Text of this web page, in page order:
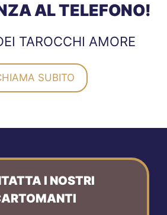
AL TELEFONO!
TAROCCHI AMORE
SUBITO
I NOSTRI